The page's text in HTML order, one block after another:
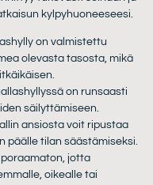
kylpyhuoneeseesi.
on valmistettu
olevasta tasosta, mikä
on runsaasti
säilyttämiseen.
ansiosta voit ripustaa
päälle tilan säästämiseksi.
jotta
oikealle tai